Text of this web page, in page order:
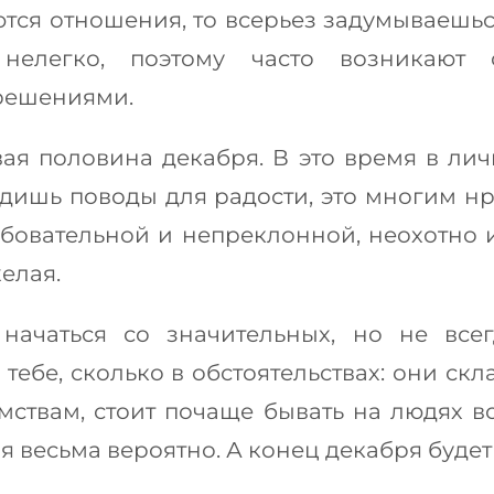
отношения, то всерьез
поэтому часто возникают
половина декабря. В это время в
поводы для радости, это многим
и непреклонной,
со значительных, но не
сколько в обстоятельствах: они
стоит почаще бывать на людях
весьма вероятно. А конец декабря